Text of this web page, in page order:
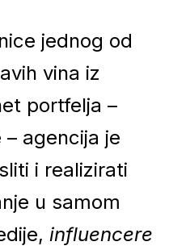
jednog od
vina iz
portfelja –
agencija je
i realizirati
u samom
influencere